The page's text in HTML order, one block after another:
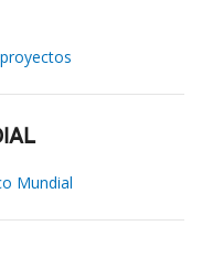
Mundial